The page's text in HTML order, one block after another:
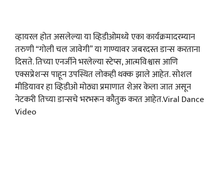
व्हायरल होत असलेल्या या व्हिडीओमध्ये एका कार्यक्रमादरम्यान
तरुणी “गोली चल जावेगी” या गाण्यावर जबरदस्त डान्स करताना
दिसते. तिच्या एनर्जीने भरलेल्या स्टेप्स, आत्मविश्वास आणि
एक्सप्रेशन्स पाहून उपस्थित लोकही थक्क झाले आहेत. सोशल
मीडियावर हा व्हिडीओ मोठ्या प्रमाणात शेअर केला जात असून
नेटकरी तिच्या डान्सचे भरभरून कौतुक करत आहेत.Viral Dance
Video